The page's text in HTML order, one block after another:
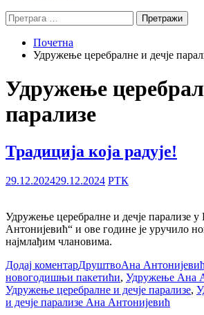
Претрага
за:
Почетна
Удружење церебралне и дечје
Удружење
парализе
Традиција која радује!
29.12.202429.12.2024 РТК
Удружење церебралне и дечје парализе у
Антонијевић“ и ове године је уручило
најмлађим члановима.
Додај коментарДруштвоАна Антонијевић
новогодишњи пакетићи, Удружење Ана
Удружење церебралне и дечје парализе,
и дечје парализе Ана Антонијевић